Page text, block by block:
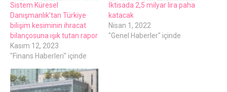
Sistem Küresel
Danışmanlık’tan Türkiye
bilişim kesiminin ihracat
bilançosuna ışık tutan rapor
Kasım 12, 2023
"Finans Haberleri" içinde
İktisada 2,5 milyar lira paha
katacak
Nisan 1, 2022
"Genel Haberler" içinde